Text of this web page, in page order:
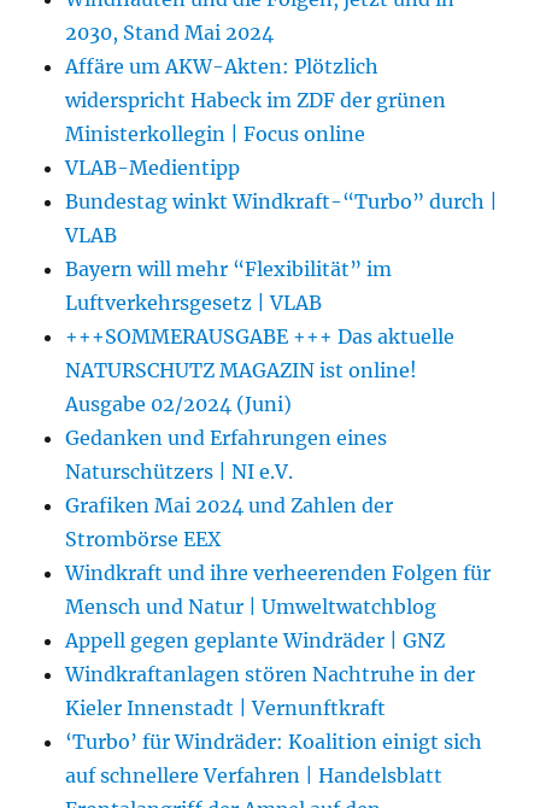
2030, Stand Mai 2024
Affäre um AKW-Akten: Plötzlich
widerspricht Habeck im ZDF der grünen
Ministerkollegin | Focus online
VLAB-Medientipp
Bundestag winkt Windkraft-“Turbo” durch |
VLAB
Bayern will mehr “Flexibilität” im
Luftverkehrsgesetz | VLAB
+++SOMMERAUSGABE +++ Das aktuelle
NATURSCHUTZ MAGAZIN ist online!
Ausgabe 02/2024 (Juni)
Gedanken und Erfahrungen eines
Naturschützers | NI e.V.
Grafiken Mai 2024 und Zahlen der
Strombörse EEX
Windkraft und ihre verheerenden Folgen für
Mensch und Natur | Umweltwatchblog
Appell gegen geplante Windräder | GNZ
Windkraftanlagen stören Nachtruhe in der
Kieler Innenstadt | Vernunftkraft
‘Turbo’ für Windräder: Koalition einigt sich
auf schnellere Verfahren | Handelsblatt